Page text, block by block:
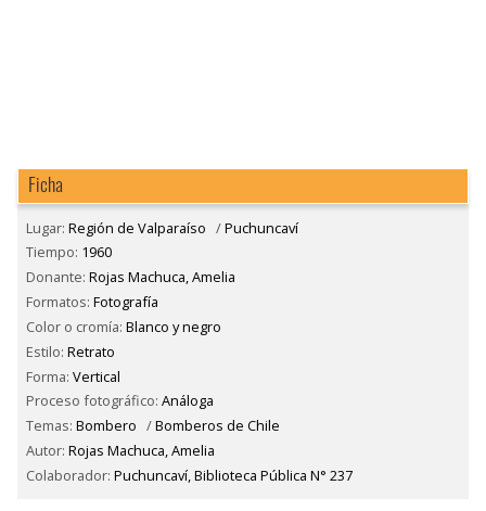
Ficha
Lugar: Región de Valparaíso /Puchuncaví
Tiempo: 1960
Donante: Rojas Machuca, Amelia
Formatos: Fotografía
Color o cromía: Blanco y negro
Estilo: Retrato
Forma: Vertical
Proceso fotográfico: Análoga
Temas: Bombero /Bomberos de Chile
Autor: Rojas Machuca, Amelia
Colaborador: Puchuncaví, Biblioteca Pública N° 237